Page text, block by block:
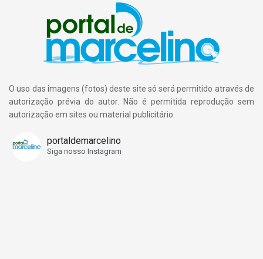
O uso das imagens (fotos) deste site só será permitido através de
autorização prévia do autor. Não é permitida reprodução sem
autorização em sites ou material publicitário.
portaldemarcelino
Siga nosso Instagram